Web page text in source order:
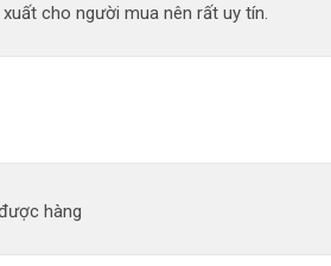
cho người mua nên rất uy tín.
hàng